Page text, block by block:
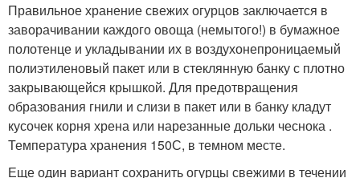
Правильное хранение свежих огурцов заключается в
заворачивании каждого овоща (немытого!) в бумажное
полотенце и укладывании их в воздухонепроницаемый
полиэтиленовый пакет или в стеклянную банку с плотно
закрывающейся крышкой. Для предотвращения
образования гнили и слизи в пакет или в банку кладут
кусочек корня хрена или нарезанные дольки чеснока .
Температура хранения 150С, в темном месте.
Еще один вариант сохранить огурцы свежими в течении